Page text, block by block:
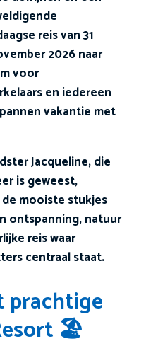
reis van 31
2026 naar
voor
en iedereen
vakantie met
Jacqueline, die
is geweest,
mooiste stukjes
ontspanning, natuur
reis waar
centraal staat.
prachtige
🏖️